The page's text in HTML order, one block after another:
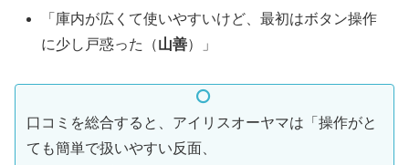
「庫内が広くて使いやすいけど、最初はボタン操作
に少し戸惑った（山善）」
口コミを総合すると、アイリスオーヤマは「操作がと
ても簡単で扱いやすい反面、